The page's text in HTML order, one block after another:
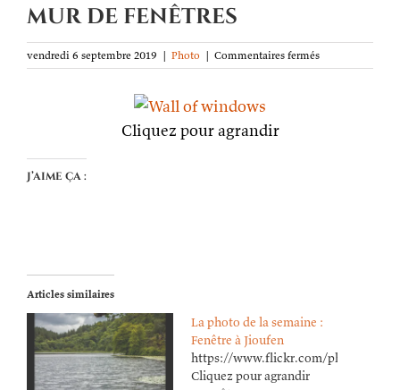
mur de fenêtres
vendredi 6 septembre 2019 | Photo | Commentaires ferméssur
La
Cliquez pour agrandir
J’aime ça :
Articles similaires
La photo de la semaine :
Fenêtre à Jioufen
https://www.flickr.com/photos/
Cliquez pour agrandir